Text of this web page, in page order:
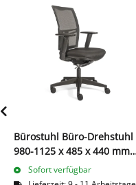
Bürostuhl Büro-Drehstuhl
980-1125 x 485 x 440 mm
Schwarz 210350
Sofort verfügbar